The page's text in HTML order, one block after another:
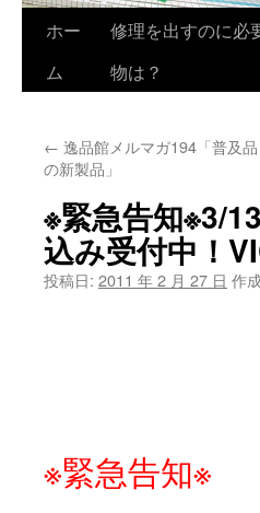
ホー
ム
修理を出すのに必
物は？
← 逸品館メルマガ194「普及
の新製品」
※緊急告知※3/
込み受付中！
投稿日: 2011 年 2 月 27 日 作
※緊急告知※